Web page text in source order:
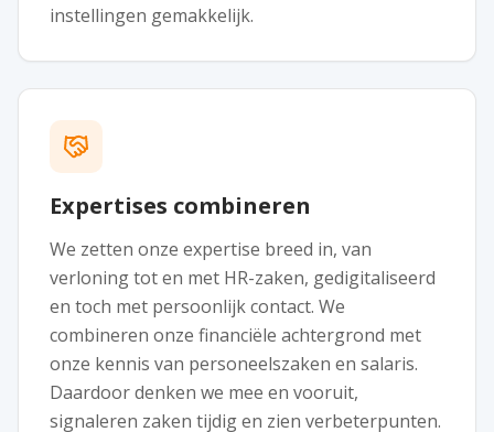
instellingen gemakkelijk.
Expertises combineren
We zetten onze expertise breed in, van
verloning tot en met HR-zaken, gedigitaliseerd
en toch met persoonlijk contact. We
combineren onze financiële achtergrond met
onze kennis van personeelszaken en salaris.
Daardoor denken we mee en vooruit,
signaleren zaken tijdig en zien verbeterpunten.